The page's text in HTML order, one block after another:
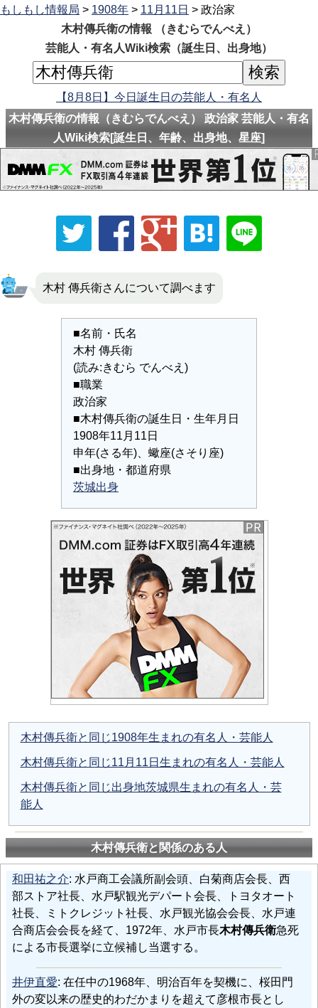
もしもし情報局 > 1908年 > 11月11日 > 政治家
木村傳兵衛の情報 （きむらでんべえ）
芸能人・有名人Wiki検索（誕生日、出身地）
【8月8日】今日誕生日の芸能人・有名人
木村傳兵衛の情報（きむらでんべえ） 政治家 芸能人・有名
人Wiki検索[誕生日、年齢、出身地、星座]
木村 傳兵衛さんについて調べます
■名前・氏名
木村 傳兵衛
(読み:きむら でんべえ)
■職業
政治家
■木村傳兵衛の誕生日・生年月日
1908年11月11日
申年(さる年)、蠍座(さそり座)
■出身地・都道府県
茨城出身
木村傳兵衛と同じ1908年生まれの有名人・芸能人
木村傳兵衛と同じ11月11日生まれの有名人・芸能人
木村傳兵衛と同じ出身地茨城県生まれの有名人・芸
能人
木村傳兵衛と関係のある人
和田祐之介: 水戸商工会議所副会頭、白菊商店会長、西
部ストア社長、水戸駅観光デパート会長、トヨタオート
社長、ミトクレジット社長、水戸観光協会会長、水戸連
合商店会会長を経て、1972年、水戸市長木村傳兵衛急死
による市長選挙に立候補し当選する。
井伊直愛: 在任中の1968年、明治百年を契機に、桜田門
外の変以来の歴史的わだかまりを超えて彦根市長とし